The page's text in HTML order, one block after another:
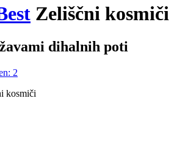
Zeliščni kosmiči
dihalnih poti
2
kosmiči